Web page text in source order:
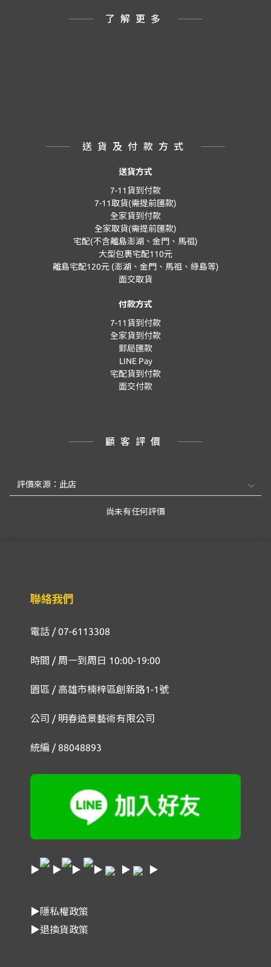
了解更多
送貨及付款方式
送貨方式
7-11貨到付款
7-11取貨(需提前匯款)
全家貨到付款
全家取貨(需提前匯款)
宅配(不含離島澎湖、金門、馬祖)
大型包裹宅配110元
離島宅配120元 (澎湖、金門、馬祖、綠島等)
面交取貨
付款方式
7-11貨到付款
全家貨到付款
郵局匯款
LINE Pay
宅配貨到付款
面交付款
顧客評價
尚未有任何評價
聯絡我們
電話 / 07-6113308
時間 / 周一到周日 10:00-19:00
園區 / 高雄市楠梓區創新路1-1號
公司 / 明春造景藝術有限公司
統編 / 88048893
▶ ▶ ▶ ▶ ▶ ▶
▶隱私權政策
▶退換貨政策